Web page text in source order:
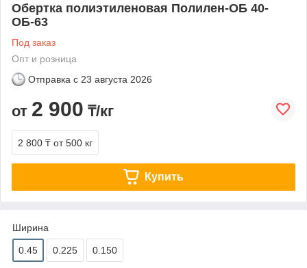
Обертка полиэтиленовая Полилен-ОБ 40-
ОБ-63
Под заказ
Опт и розница
Отправка с 23 августа 2026
от 2 900 ₸/кг
2 800 ₸ от 500 кг
Купить
Ширина
0.45 0.225 0.150